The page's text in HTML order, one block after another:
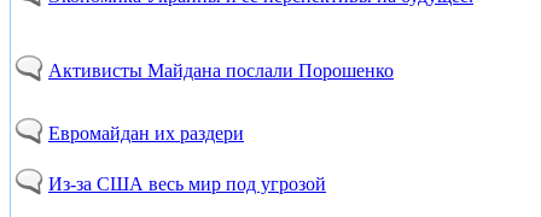
Активисты Майдана послали Порошенко
Евромайдан их раздери
Из-за США весь мир под угрозой